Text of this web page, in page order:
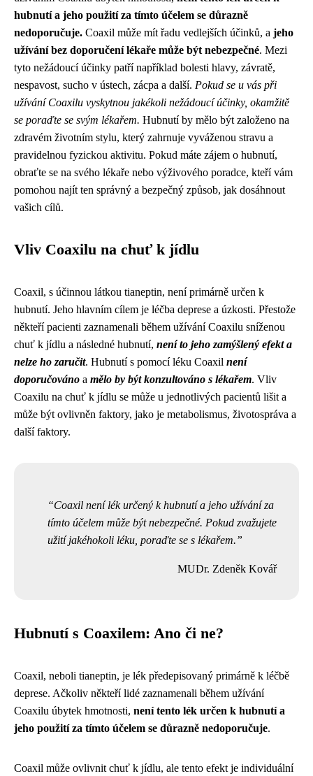
hubnutí a jeho použití za tímto účelem se důrazně
nedoporučuje. Coaxil může mít řadu vedlejších účinků, a jeho
užívání bez doporučení lékaře může být nebezpečné. Mezi
tyto nežádoucí účinky patří například bolesti hlavy, závratě,
nespavost, sucho v ústech, zácpa a další. Pokud se u vás při
užívání Coaxilu vyskytnou jakékoli nežádoucí účinky, okamžitě
se poraďte se svým lékařem. Hubnutí by mělo být založeno na
zdravém životním stylu, který zahrnuje vyváženou stravu a
pravidelnou fyzickou aktivitu. Pokud máte zájem o hubnutí,
obraťte se na svého lékaře nebo výživového poradce, kteří vám
pomohou najít ten správný a bezpečný způsob, jak dosáhnout
vašich cílů.
Vliv Coaxilu na chuť k jídlu
Coaxil, s účinnou látkou tianeptin, není primárně určen k
hubnutí. Jeho hlavním cílem je léčba deprese a úzkosti. Přestože
někteří pacienti zaznamenali během užívání Coaxilu sníženou
chuť k jídlu a následné hubnutí, není to jeho zamýšlený efekt a
nelze ho zaručit. Hubnutí s pomocí léku Coaxil není
doporučováno a mělo by být konzultováno s lékařem. Vliv
Coaxilu na chuť k jídlu se může u jednotlivých pacientů lišit a
může být ovlivněn faktory, jako je metabolismus, životospráva a
další faktory.
Coaxil není lék určený k hubnutí a jeho užívání za
tímto účelem může být nebezpečné. Pokud zvažujete
užití jakéhokoli léku, poraďte se s lékařem.
MUDr. Zdeněk Kovář
Hubnutí s Coaxilem: Ano či ne?
Coaxil, neboli tianeptin, je lék předepisovaný primárně k léčbě
deprese. Ačkoliv někteří lidé zaznamenali během užívání
Coaxilu úbytek hmotnosti, není tento lék určen k hubnutí a
jeho použití za tímto účelem se důrazně nedoporučuje.
Coaxil může ovlivnit chuť k jídlu, ale tento efekt je individuální